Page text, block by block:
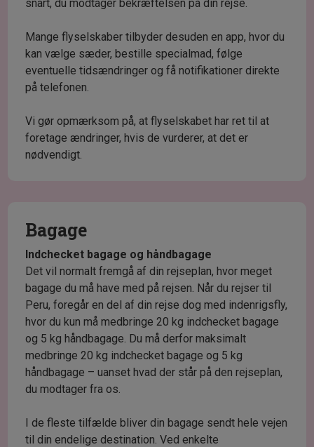
snart, du modtager bekræftelsen på din rejse.
Mange flyselskaber tilbyder desuden en app, hvor du
kan vælge sæder, bestille specialmad, følge
eventuelle tidsændringer og få notifikationer direkte
på telefonen.
Vi gør opmærksom på, at flyselskabet har ret til at
foretage ændringer, hvis de vurderer, at det er
nødvendigt.
Bagage
Indchecket bagage og håndbagage
Det vil normalt fremgå af din rejseplan, hvor meget
bagage du må have med på rejsen. Når du rejser til
Peru, foregår en del af din rejse dog med indenrigsfly,
hvor du kun må medbringe 20 kg indchecket bagage
og 5 kg håndbagage. Du må derfor maksimalt
medbringe 20 kg indchecket bagage og 5 kg
håndbagage – uanset hvad der står på den rejseplan,
du modtager fra os.
I de fleste tilfælde bliver din bagage sendt hele vejen
til din endelige destination. Ved enkelte